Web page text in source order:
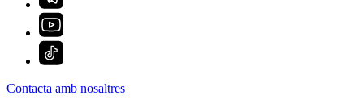
Contacta amb nosaltres